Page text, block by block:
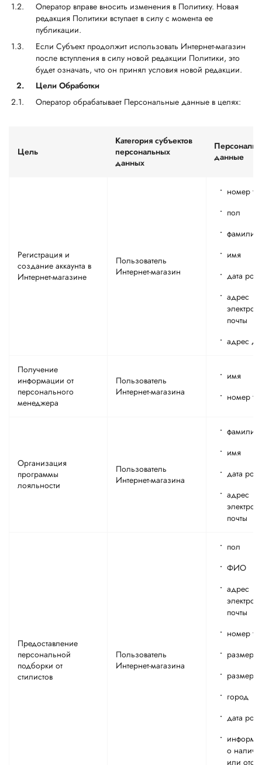
Оператор вправе вносить изменения в Политику. Новая
редакция Политики вступает в силу с момента ее
публикации.
Если Субъект продолжит использовать Интернет-магазин
после вступления в силу новой редакции Политики, это
будет означать, что он принял условия новой редакции.
2.
Цели Обработки
Оператор обрабатывает Персональные данные в целях:
Цель
Категория субъектов
персональных
данных
данные
Регистрация и
создание аккаунта в
Интернет-магазине
Пользователь
Интернет-магазин
номер
пол
фамилия
имя
дата
адрес
почты
адрес
Получение
информации от
персонального
менеджера
Пользователь
Интернет-магазина
имя
номер
Организация
программы
лояльности
Пользователь
Интернет-магазина
фамилия
имя
дата
адрес
почты
Предоставление
персональной
подборки от
стилистов
Пользователь
Интернет-магазина
пол
ФИО
адрес
почты
номер
размер
размер
город
дата
о
или